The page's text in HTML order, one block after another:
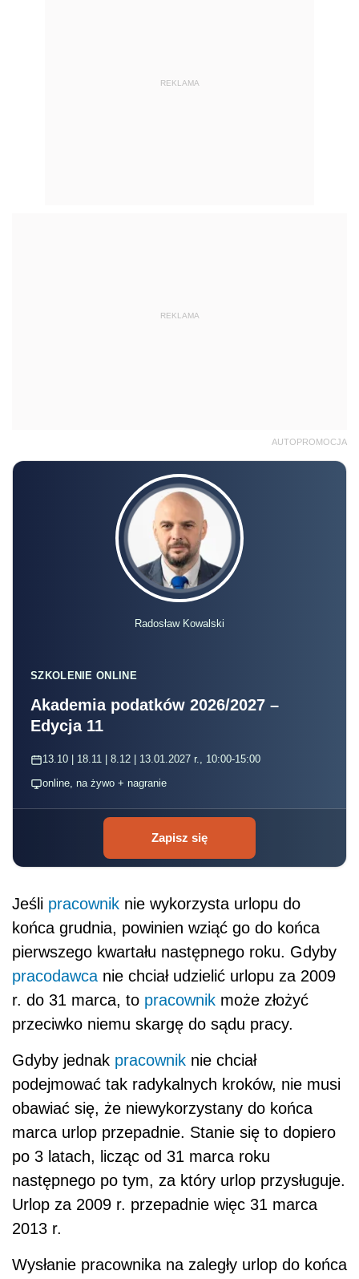
REKLAMA
REKLAMA
AUTOPROMOCJA
Radosław Kowalski
SZKOLENIE ONLINE
Akademia podatków 2026/2027 –
Edycja 11
13.10 | 18.11 | 8.12 | 13.01.2027 r., 10:00-15:00
online, na żywo + nagranie
Zapisz się
Jeśli pracownik nie wykorzysta urlopu do
końca grudnia, powinien wziąć go do końca
pierwszego kwartału następnego roku. Gdyby
pracodawca nie chciał udzielić urlopu za 2009
r. do 31 marca, to pracownik może złożyć
przeciwko niemu skargę do sądu pracy.
Gdyby jednak pracownik nie chciał
podejmować tak radykalnych kroków, nie musi
obawiać się, że niewykorzystany do końca
marca urlop przepadnie. Stanie się to dopiero
po 3 latach, licząc od 31 marca roku
następnego po tym, za który urlop przysługuje.
Urlop za 2009 r. przepadnie więc 31 marca
2013 r.
Wysłanie pracownika na zaległy urlop do końca